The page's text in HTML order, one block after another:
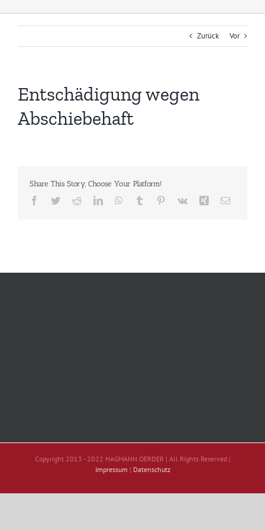
Zurück Vor
Entschädigung wegen
Abschiebehaft
Share This Story, Choose Your Platform!
Facebook
TwitterRedditLinkedInWhatsApp
Tumblr Pinterest
Vk Xing E-
Copyright 2013 - 2022 HAGMANN OERDER | All Rights Reserved |
Impressum | Datenschutz